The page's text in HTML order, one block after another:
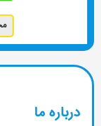
محتوا
ما